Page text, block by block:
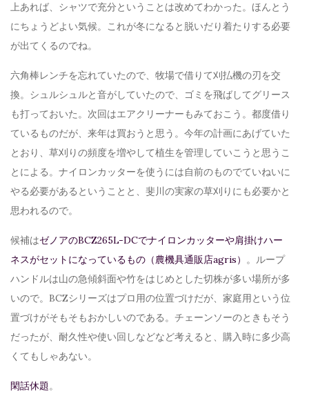
上あれば、シャツで充分ということは改めてわかった。ほんとう
にちょうどよい気候。これが冬になると脱いだり着たりする必要
が出てくるのでね。
六角棒レンチを忘れていたので、牧場で借りて刈払機の刃を交
換。シュルシュルと音がしていたので、ゴミを飛ばしてグリース
も打っておいた。次回はエアクリーナーもみておこう。都度借り
ているものだが、来年は買おうと思う。今年の計画にあげていた
とおり、草刈りの頻度を増やして植生を管理していこうと思うこ
とによる。ナイロンカッターを使うには自前のものでていねいに
やる必要があるということと、斐川の実家の草刈りにも必要かと
思われるので。
候補はゼノアのBCZ265L-DCでナイロンカッターや肩掛けハー
ネスがセットになっているもの（農機具通販店agris） 。ループ
ハンドルは山の急傾斜面や竹をはじめとした切株が多い場所が多
いので。BCZシリーズはプロ用の位置づけだが、家庭用という位
置づけがそもそもおかしいのである。チェーンソーのときもそう
だったが、耐久性や使い回しなどなど考えると、購入時に多少高
くてもしゃあない。
閑話休題。